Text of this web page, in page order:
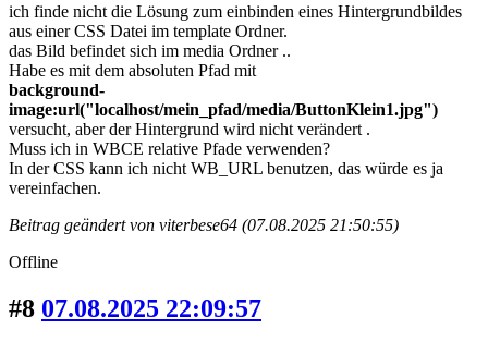
ich finde nicht die Lösung zum einbinden eines Hintergrundbildes
aus einer CSS Datei im template Ordner.
das Bild befindet sich im media Ordner ..
Habe es mit dem absoluten Pfad mit
background-
image:url("localhost/mein_pfad/media/ButtonKlein1.jpg")
versucht, aber der Hintergrund wird nicht verändert .
Muss ich in WBCE relative Pfade verwenden?
In der CSS kann ich nicht WB_URL benutzen, das würde es ja
vereinfachen.
Beitrag geändert von viterbese64 (07.08.2025 21:50:55)
Offline
#8 07.08.2025 22:09:57